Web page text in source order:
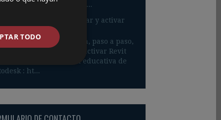
a muchos de tus pr...
2018: Descargar, instalar y activar
tutorial muestra, paso a paso,
descargar , instalar y activar Revit
, desde la Comunidad educativa de
: ht...
TODO